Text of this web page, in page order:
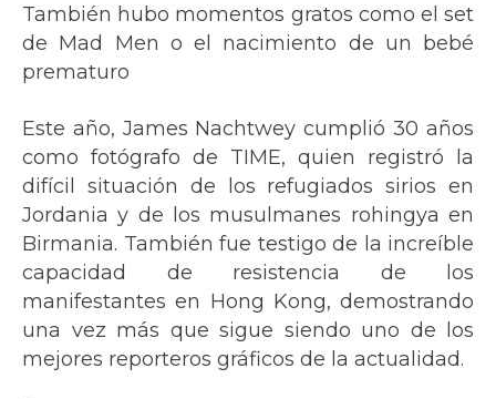
También hubo momentos gratos como el set
de Mad Men o el nacimiento de un bebé
prematuro
Este año, James Nachtwey cumplió 30 años
como fotógrafo de TIME, quien registró la
difícil situación de los refugiados sirios en
Jordania y de los musulmanes rohingya en
Birmania. También fue testigo de la increíble
capacidad de resistencia de los
manifestantes en Hong Kong, demostrando
una vez más que sigue siendo uno de los
mejores reporteros gráficos de la actualidad.